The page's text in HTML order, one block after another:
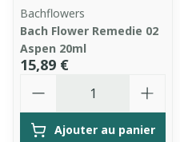
Bachflowers
Bach Flower Remedie 02
Aspen 20ml
15,89 €
Ajouter au panier